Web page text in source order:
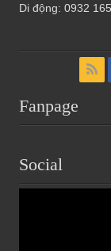
Di động: 0932
Fanpage
Social